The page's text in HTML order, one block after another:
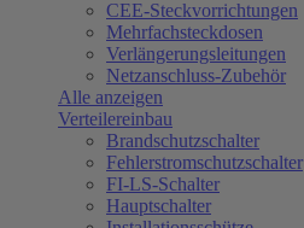
CEE-Steckvorrichtungen
Mehrfachsteckdosen
Verlängerungsleitungen
Netzanschluss-Zubehör
Alle anzeigen
Verteilereinbau
Brandschutzschalter
Fehlerstromschutzschalter
FI-LS-Schalter
Hauptschalter